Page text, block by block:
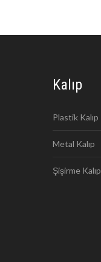
Kalıp
Plastik Kalıp
Metal Kalıp
Şişirme Kalıp